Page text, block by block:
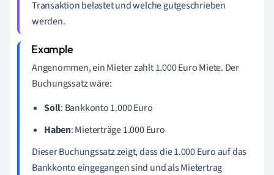
Transaktion belastet und welche gutgeschrieben
werden.
Angenommen, ein Mieter zahlt 1.000 Euro Miete. Der
Buchungssatz wäre:
Soll: Bankkonto 1.000 Euro
Haben: Mieterträge 1.000 Euro
Dieser Buchungssatz zeigt, dass die 1.000 Euro auf das
Bankkonto eingegangen sind und als Mietertrag